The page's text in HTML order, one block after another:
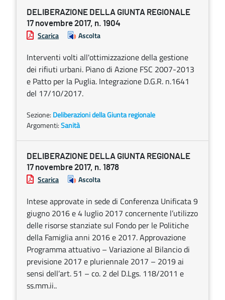
DELIBERAZIONE DELLA GIUNTA REGIONALE
17 novembre 2017, n. 1904
Scarica Ascolta
Interventi volti all'ottimizzazione della gestione
dei rifiuti urbani. Piano di Azione FSC 2007-2013
e Patto per la Puglia. Integrazione D.G.R. n.1641
del 17/10/2017.
Sezione: Deliberazioni della Giunta regionale
Argomenti:Sanità
DELIBERAZIONE DELLA GIUNTA REGIONALE
17 novembre 2017, n. 1878
Scarica Ascolta
Intese approvate in sede di Conferenza Unificata 9
giugno 2016 e 4 luglio 2017 concernente l’utilizzo
delle risorse stanziate sul Fondo per le Politiche
della Famiglia anni 2016 e 2017. Approvazione
Programma attuativo – Variazione al Bilancio di
previsione 2017 e pluriennale 2017 – 2019 ai
sensi dell’art. 51 – co. 2 del D.Lgs. 118/2011 e
ss.mm.ii..